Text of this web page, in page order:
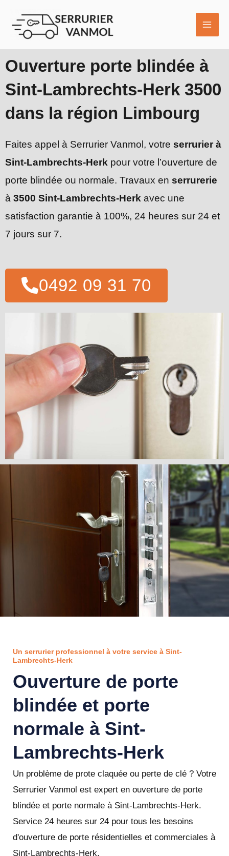
contenu
Ouverture porte blindée à
Sint-Lambrechts-Herk 3500
dans la région Limbourg
Faites appel à Serrurier Vanmol, votre serrurier à
Sint-Lambrechts-Herk pour votre l’ouverture de
porte blindée ou normale. Travaux en serrurerie
à 3500 Sint-Lambrechts-Herk avec une
satisfaction garantie à 100%, 24 heures sur 24 et
7 jours sur 7.
0492 09 31 70
Un serrurier professionnel à votre service à Sint-
Lambrechts-Herk
Ouverture de porte
blindée et porte
normale à Sint-
Lambrechts-Herk
Un problème de prote claquée ou perte de clé ? Votre
Serrurier Vanmol est expert en ouverture de porte
blindée et porte normale à Sint-Lambrechts-Herk.
Service 24 heures sur 24 pour tous les besoins
d'ouverture de porte résidentielles et commerciales à
Sint-Lambrechts-Herk.